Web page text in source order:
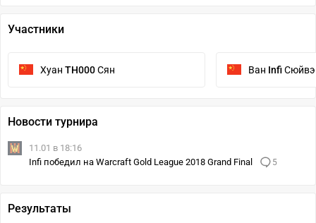
Участники
Хуан TH000Сян Ван Infi
Новости турнира
11.01 в 18:16
Infi победил на Warcraft Gold League 2018 Grand Final
5
Результаты